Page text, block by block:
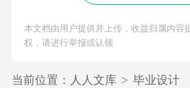
本文档由用户提供并上传，收益归属内容
权，请进行举报或认领
当前位置： 人人文库 > 毕业设计